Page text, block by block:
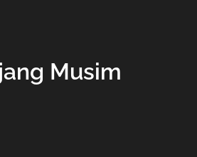
Musim